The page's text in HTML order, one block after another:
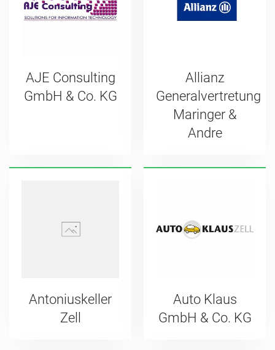
AJE Consulting
GmbH & Co. KG
Allianz
Generalvertretung
Maringer &
Andre
Antoniuskeller
Zell
Auto Klaus
GmbH & Co. KG